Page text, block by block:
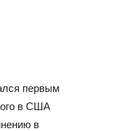
первым
в США
в